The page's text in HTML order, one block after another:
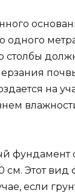
одного
столбы
на
фундамент
см. Этот вид
если